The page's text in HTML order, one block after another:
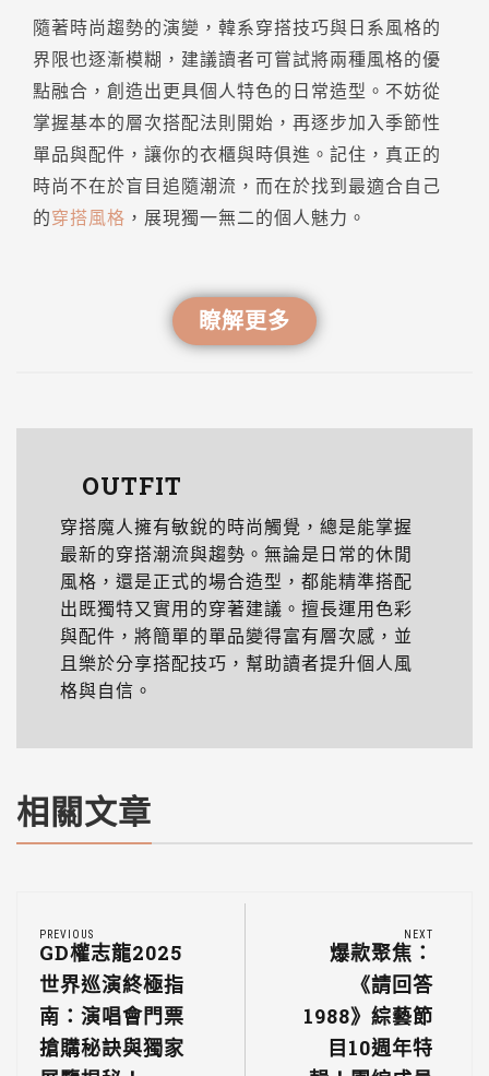
隨著時尚趨勢的演變，韓系穿搭技巧與日系風格的
界限也逐漸模糊，建議讀者可嘗試將兩種風格的優
點融合，創造出更具個人特色的日常造型。不妨從
掌握基本的層次搭配法則開始，再逐步加入季節性
單品與配件，讓你的衣櫃與時俱進。記住，真正的
時尚不在於盲目追隨潮流，而在於找到最適合自己
的穿搭風格 ，展現獨一無二的個人魅力。
瞭解更多
OUTFIT
穿搭魔人擁有敏銳的時尚觸覺，總是能掌握
最新的穿搭潮流與趨勢。無論是日常的休閒
風格，還是正式的場合造型，都能精準搭配
出既獨特又實用的穿著建議。擅長運用色彩
與配件，將簡單的單品變得富有層次感，並
且樂於分享搭配技巧，幫助讀者提升個人風
格與自信。
相關文章
PREVIOUS
GD權志龍2025
世界巡演終極指
南：演唱會門票
搶購秘訣與獨家
NEXT
爆款聚焦：
《請回答
1988》綜藝節
目10週年特